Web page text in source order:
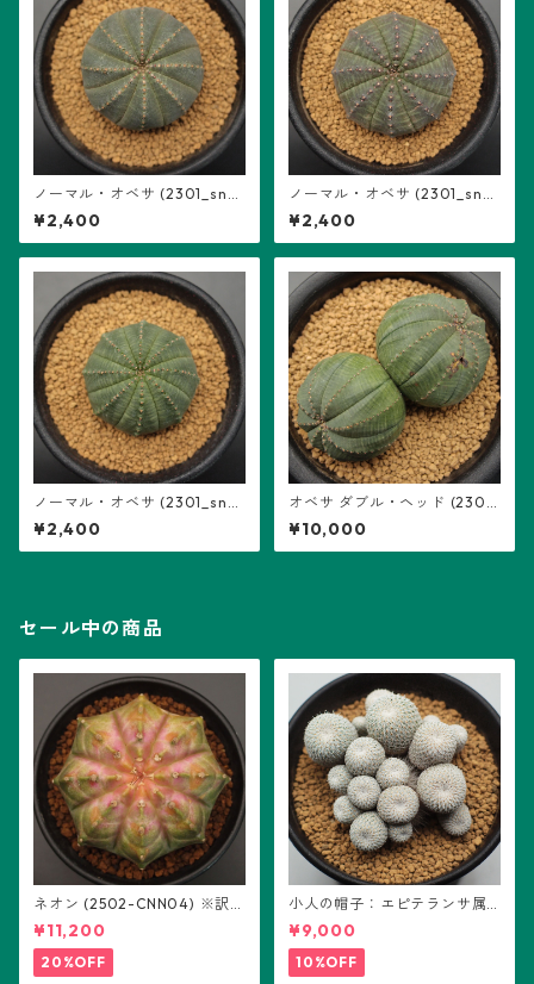
ノーマル・オベサ (2301_snm
l_08)：ユーフォルビア属 snm
l ※実生
¥2,400
ノーマル・オベサ (2301_snm
l_07)：ユーフォルビア属 snm
l ※実生
¥2,400
ノーマル・オベサ (2301_snm
l_02)：ユーフォルビア属 sn
ml ※実生
¥2,400
オベサ ダブル・ヘッド (2301_
10oldd_03)：ユーフォルビア
属 ※実生、多頭
¥10,000
セール中の商品
ネオン (2502-CNN04) ※訳あ
り：ギムノカリキウム属 ※実
生
¥11,200
20%OFF
小人の帽子：エピテランサ属
(B01)
¥9,000
10%OFF